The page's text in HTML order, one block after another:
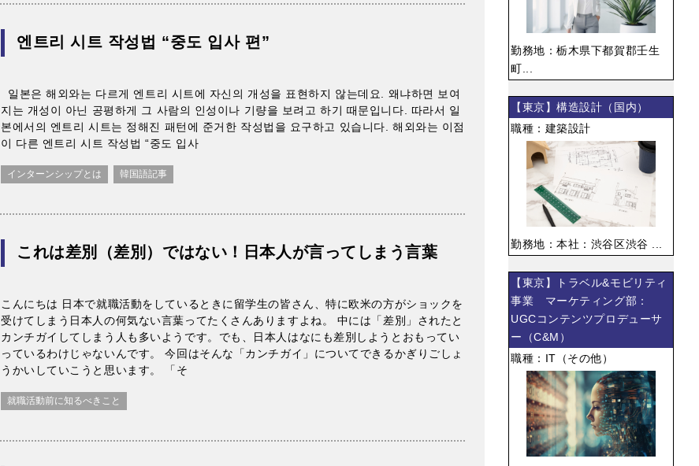
엔트리 시트 작성법 “중도 입사 편”
일본은 해외와는 다르게 엔트리 시트에 자신의 개성을 표현하지 않는데요. 왜냐하면 보여
지는 개성이 아닌 공평하게 그 사람의 인성이나 기량을 보려고 하기 때문입니다. 따라서 일
본에서의 엔트리 시트는 정해진 패턴에 준거한 작성법을 요구하고 있습니다. 해외와는 이점
이 다른 엔트리 시트 작성법 “중도 입사
インターンシップとは 韓国語記事
これは差別（差別）ではない！日本人が言ってしまう言葉
こんにちは 日本で就職活動をしているときに留学生の皆さん、特に欧米の方がショックを
受けてしまう日本人の何気ない言葉ってたくさんありますよね。 中には「差別」されたと
カンチガイしてしまう人も多いようです。でも、日本人はなにも差別しようとおもってい
っているわけじゃないんです。 今回はそんな「カンチガイ」についてできるかぎりごしょ
うかいしていこうと思います。 「そ
就職活動前に知るべきこと
勤務地：栃木県下都賀郡壬生
町...
【東京】構造設計（国内）
職種：建築設計
勤務地：本社：渋谷区渋谷 ...
【東京】トラベル&モビリティ
事業 マーケティング部：
UGCコンテンツプロデューサ
ー（C&M）
職種：IT（その他）